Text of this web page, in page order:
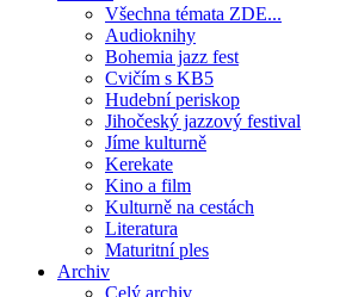
Všechna témata ZDE...
Audioknihy
Bohemia jazz fest
Cvičím s KB5
Hudební periskop
Jihočeský jazzový festival
Jíme kulturně
Kerekate
Kino a film
Kulturně na cestách
Literatura
Maturitní ples
Archiv
Celý archiv